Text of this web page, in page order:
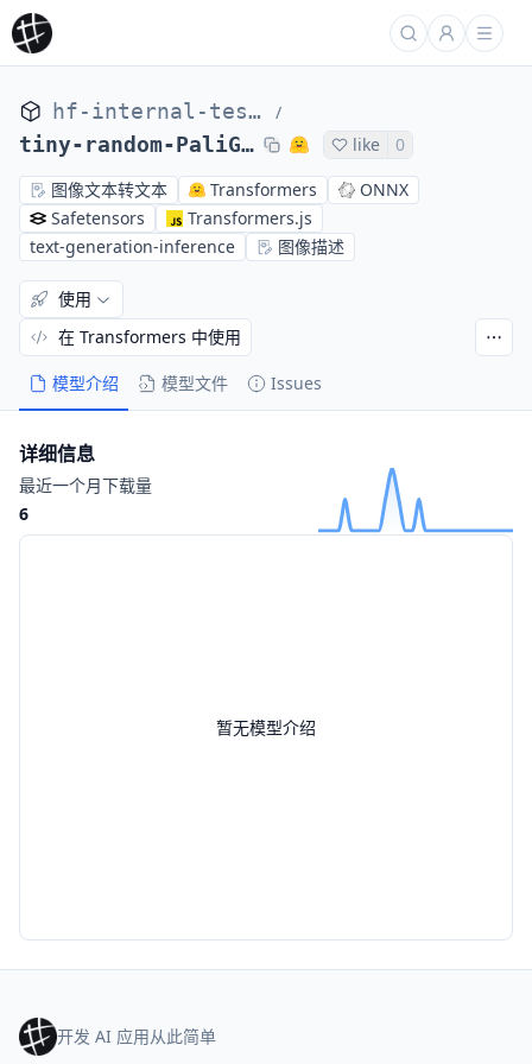
hf-internal-testing /
tiny-random-PaliGemmaForConditionalGeneration like
0
图像文本转文本
Transformers
ONNX
Safetensors
Transformers.js
text-generation-inference
图像描述
模型介绍 模型文件 Issues
使用
在 Transformers 中使用
暂无模型介绍
详细信息
最近一个月下载量
6
开发 AI 应用从此简单